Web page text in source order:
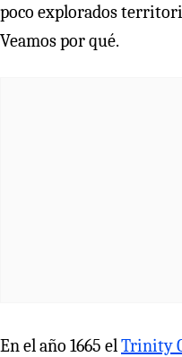
poco explorados
Veamos por qué.
En el año 1665 elTrinity